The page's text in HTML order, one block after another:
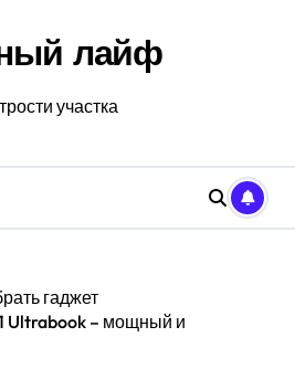
лайф
участка
гаджет
Ultrabook – мощный и